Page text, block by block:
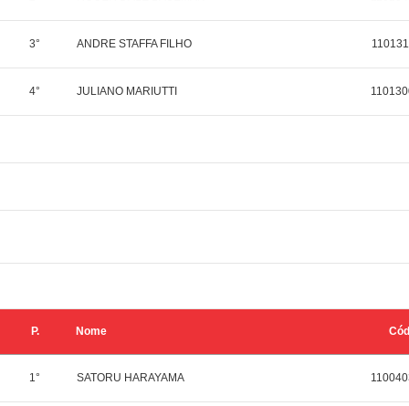
3° ANDRE STAFFA FILHO
4° JULIANO MARIUTTI
P. Nome Cód
1° SATORU HARAYAMA